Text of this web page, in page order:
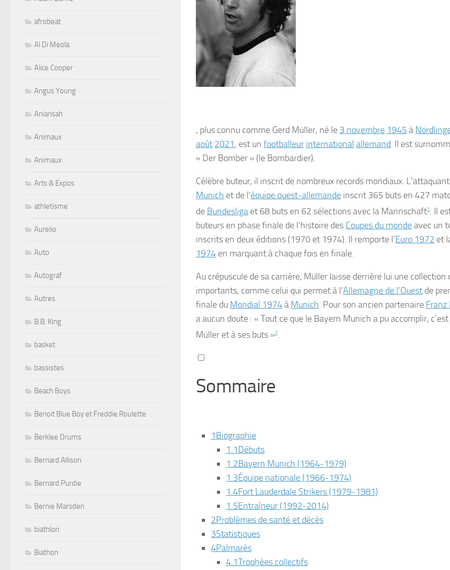
, plus connu comme Gerd Müller, né le 3 novembre 1945 à
août 2021, est un footballeur international allemand. Il est
« Der Bomber » (le Bombardier).
Célèbre buteur, il inscrit de nombreux records mondiaux.
Munich et de l’équipe ouest-allemande inscrit 365 buts en 427
de Bundesliga et 68 buts en 62 sélections avec la Mannschaft1. Il
buteurs en phase finale de l’histoire des Coupes du mondeavec un
inscrits en deux éditions (1970 et 1974). Il remporte l’Euro 1972 et
1974 en marquant à chaque fois en finale.
Au crépuscule de sa carrière, Müller laisse derrière lui une collection
importants, comme celui qui permet à l’Allemagne de l’Ouest de
finale du Mondial 1974à Munich. Pour son ancien partenaire Franz
a aucun doute : « Tout ce que le Bayern Munich a pu accomplir,
Müller et à ses buts »1.
Sommaire
1Biographie
1.1Débuts
1.2Bayern Munich (1964-1979)
1.3Équipe nationale (1966-1974)
1.4Fort Lauderdale Strikers (1979-1981)
1.5Entraîneur (1992-2014)
2Problèmes de santé et décès
3Statistiques
4Palmarès
4.1Trophées collectifs
afrobeat
Al Di Meola
Alice Cooper
Angus Young
Aniansah
Animaux
Animaux
Arts & Expos
athletisme
Aurelio
Auto
Autograf
Autres
B.B. King
basket
bassistes
Beach Boys
Benoit Blue Boy et Freddie Roulette
Berklee Drums
Bernard Allison
Bernard Purdie
Bernie Marsden
biathlon
Biathon